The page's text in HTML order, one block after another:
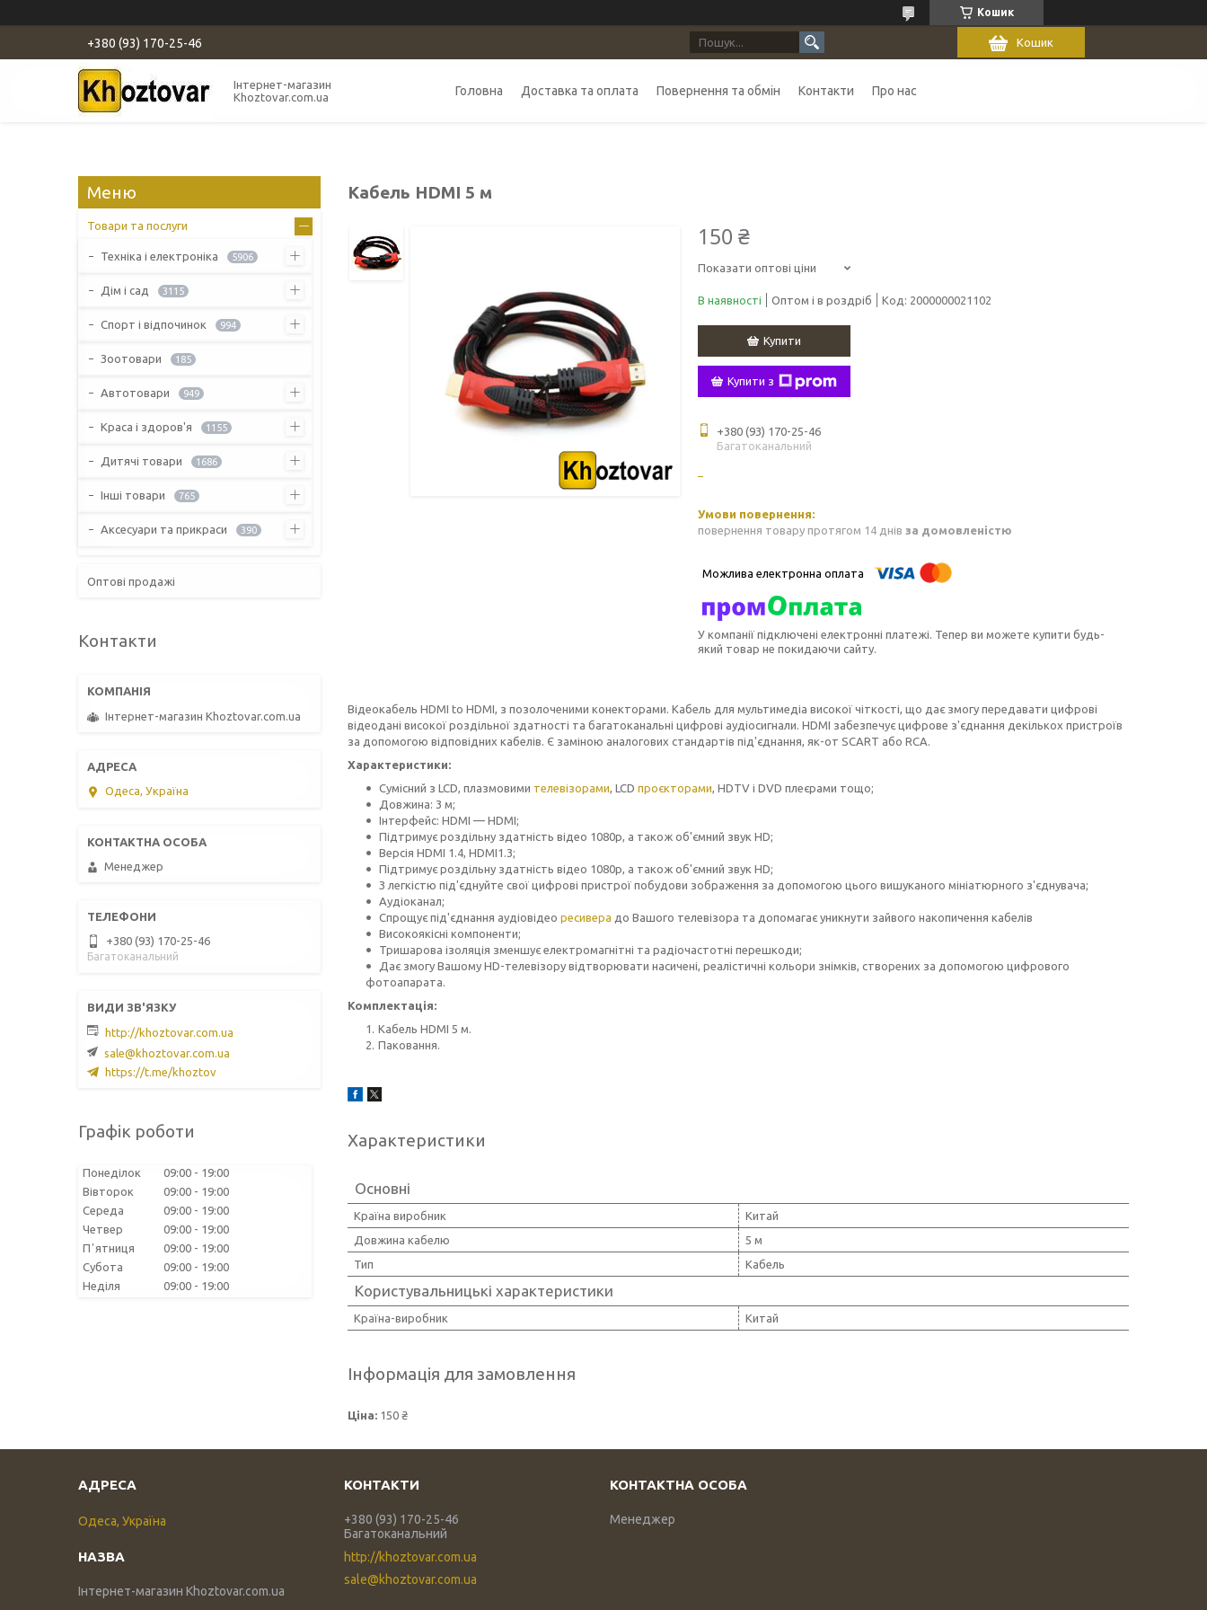
Кошик
+380 (93) 170-25-46 Кошик
Інтернет-магазин
Khoztovar.com.ua
Головна Доставка та оплата Повернення та обмін Контакти Про нас
Кабель HDMI 5 м
150 ₴
Показати оптові ціни
В наявності Оптом і в роздріб Код: 2000000021102
Купити
Купити з
+380 (93) 170-25-46
Багатоканальний
повернення товару протягом 14 днів за домовленістю
У компанії підключені електронні платежі. Тепер ви можете купити будь-
який товар не покидаючи сайту.
Відеокабель HDMI to HDMI, з позолоченими конекторами. Кабель для мультимедіа високої чіткості, що дає змогу передавати цифрові
відеодані високої роздільної здатності та багатоканальні цифрові аудіосигнали. HDMI забезпечує цифрове з'єднання декількох пристроїв
за допомогою відповідних кабелів. Є заміною аналогових стандартів під'єднання, як-от SCART або RCA.
Характеристики:
Сумісний з LCD, плазмовими телевізорами , LCD проєкторами , HDTV і DVD плеєрами тощо;
Довжина: 3 м;
Інтерфейс: HDMI — HDMI;
Підтримує роздільну здатність відео 1080p, а також об'ємний звук HD;
Версія HDMI 1.4, HDMI1.3;
Підтримує роздільну здатність відео 1080p, а також об'ємний звук HD;
З легкістю під'єднуйте свої цифрові пристрої побудови зображення за допомогою цього вишуканого мініатюрного з'єднувача;
Аудіоканал;
Спрощує під'єднання аудіовідео ресивера до Вашого телевізора та допомагає уникнути зайвого накопичення кабелів
Високоякісні компоненти;
Тришарова ізоляція зменшує електромагнітні та радіочастотні перешкоди;
Дає змогу Вашому HD-телевізору відтворювати насичені, реалістичні кольори знімків, створених за допомогою цифрового
фотоапарата.
Комплектація:
Кабель HDMI 5 м.
Паковання.
Характеристики
Основні
Країна виробник
Китай
Довжина кабелю
5 м
Тип
Кабель
Користувальницькі характеристики
Країна-виробник Китай
Інформація для замовлення
Ціна: 150 ₴
Товари та послуги
Техніка і електроніка 5906
Дім і сад 3115
Спорт і відпочинок 994
Зоотовари 185
Автотовари 949
Краса і здоров'я 1155
Дитячі товари 1686
Інші товари 765
Аксесуари та прикраси 390
Оптові продажі
Контакти
Інтернет-магазин Khoztovar.com.ua
Одеса, Україна
Менеджер
+380 (93) 170-25-46
Багатоканальний
http://khoztovar.com.ua
sale@khoztovar.com.ua
https://t.me/khoztov
Графік роботи
Понеділок 09:00
19:00
Вівторок
09:00
19:00
Середа
09:00
19:00
Четвер
09:00
19:00
Пʼятниця
09:00
19:00
Субота
09:00
19:00
Неділя
09:00 19:00
Одеса, Україна
Інтернет-магазин Khoztovar.com.ua
+380 (93) 170-25-46
Багатоканальний
http://khoztovar.com.ua
sale@khoztovar.com.ua
Менеджер